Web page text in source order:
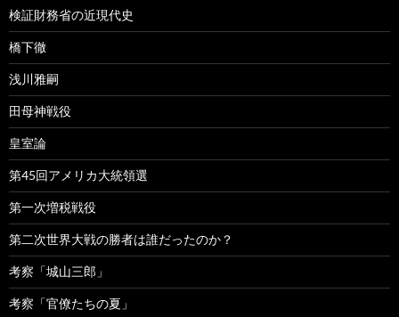
検証財務省の近現代史
橋下徹
浅川雅嗣
田母神戦役
皇室論
第45回アメリカ大統領選
第一次増税戦役
第二次世界大戦の勝者は誰だったのか？
考察「城山三郎」
考察「官僚たちの夏」